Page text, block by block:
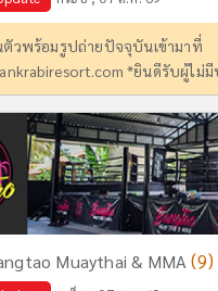
ตัวพร้อมรูปถ่ายปัจจุบันเข้ามาที่
*ยินดีรับผู้ไม่
Muaythai & MMA(9)